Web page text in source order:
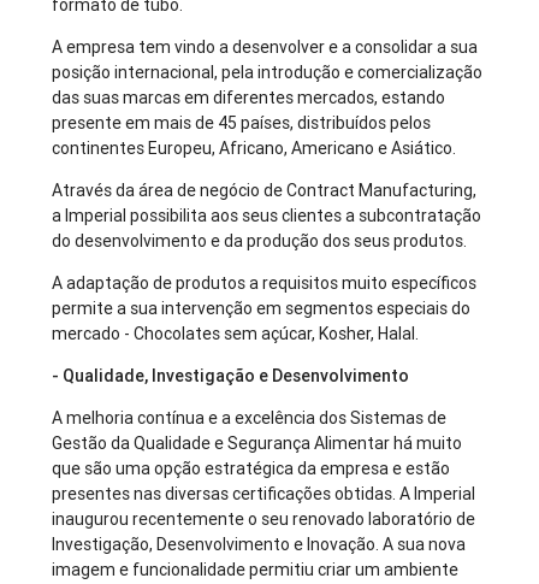
formato de tubo.
A empresa tem vindo a desenvolver e a consolidar a sua
posição internacional, pela introdução e comercialização
das suas marcas em diferentes mercados, estando
presente em mais de 45 países, distribuídos pelos
continentes Europeu, Africano, Americano e Asiático.
Através da área de negócio de Contract Manufacturing,
a Imperial possibilita aos seus clientes a subcontratação
do desenvolvimento e da produção dos seus produtos.
A adaptação de produtos a requisitos muito específicos
permite a sua intervenção em segmentos especiais do
mercado - Chocolates sem açúcar, Kosher, Halal.
- Qualidade, Investigação e Desenvolvimento
A melhoria contínua e a excelência dos Sistemas de
Gestão da Qualidade e Segurança Alimentar há muito
que são uma opção estratégica da empresa e estão
presentes nas diversas certificações obtidas. A Imperial
inaugurou recentemente o seu renovado laboratório de
Investigação, Desenvolvimento e Inovação. A sua nova
imagem e funcionalidade permitiu criar um ambiente